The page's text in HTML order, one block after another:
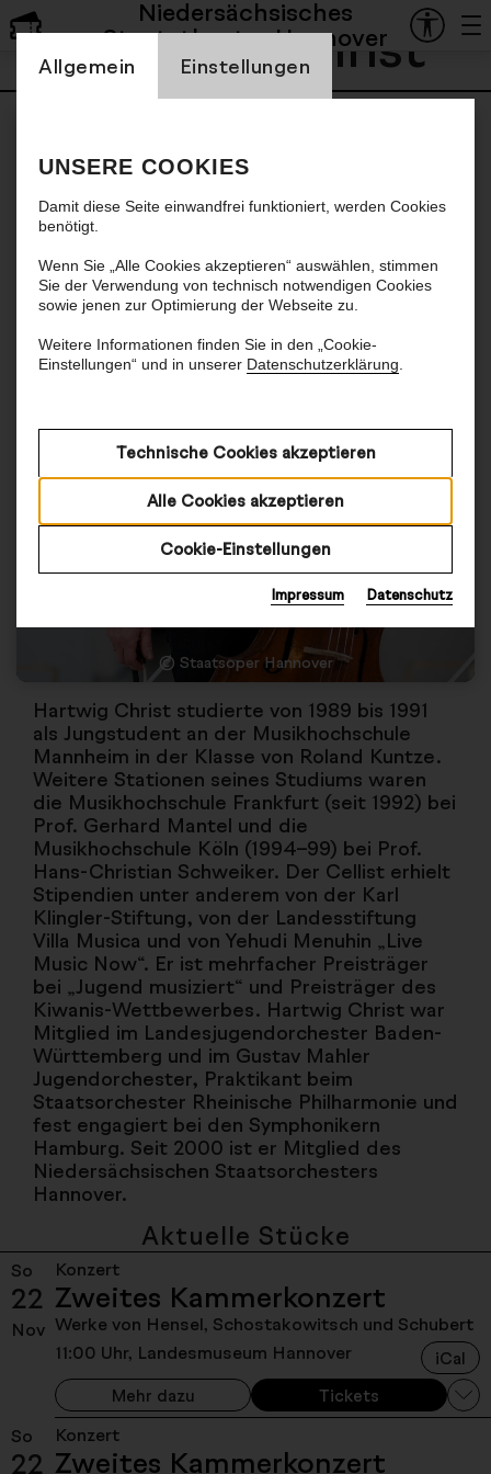
Einstellung Cookienbanner
Allgemein
Einstellungen
UNSERE COOKIES
Damit diese Seite einwandfrei funktioniert, werden Cookies
benötigt.
Wenn Sie „Alle Cookies akzeptieren“ auswählen, stimmen
Sie der Verwendung von technisch notwendigen Cookies
sowie jenen zur Optimierung der Webseite zu.
Weitere Informationen finden Sie in den „Cookie-
Einstellungen“ und in unserer Datenschutzerklärung
Technische Cookies akzeptieren
Alle Cookies akzeptieren
Cookie-Einstellungen
Impressum Datenschutz
Niedersächsisches
Staatstheater Hannover
Hartwig Christ
© Staatsoper Hannover
Hartwig Christ studierte von 1989 bis 1991
als Jungstudent an der Musikhochschule
Mannheim in der Klasse von Roland Kuntze.
Weitere Stationen seines Studiums waren
die Musikhochschule Frankfurt (seit 1992) bei
Prof. Gerhard Mantel und die
Musikhochschule Köln (1994–99) bei Prof.
Hans-Christian Schweiker. Der Cellist erhielt
Stipendien unter anderem von der Karl
Klingler-Stiftung, von der Landesstiftung
Villa Musica und von Yehudi Menuhin „Live
Music Now“. Er ist mehrfacher Preisträger
bei „Jugend musiziert“ und Preisträger des
Kiwanis-Wettbewerbes. Hartwig Christ war
Mitglied im Landesjugendorchester Baden-
Württemberg und im Gustav Mahler
Jugendorchester, Praktikant beim
Staatsorchester Rheinische Philharmonie und
fest engagiert bei den Symphonikern
Hamburg. Seit 2000 ist er Mitglied des
Niedersächsischen Staatsorchesters
Hannover.
Aktuelle Stücke
So
22
Nov
Konzert
Zweites Kammerkonzert
Werke von Hensel, Schostakowitsch und Schubert
11:00 Uhr, Landesmuseum Hannover
iCal
Tickets
Mehr dazu
So
22
Konzert
Zweites Kammerkonzert